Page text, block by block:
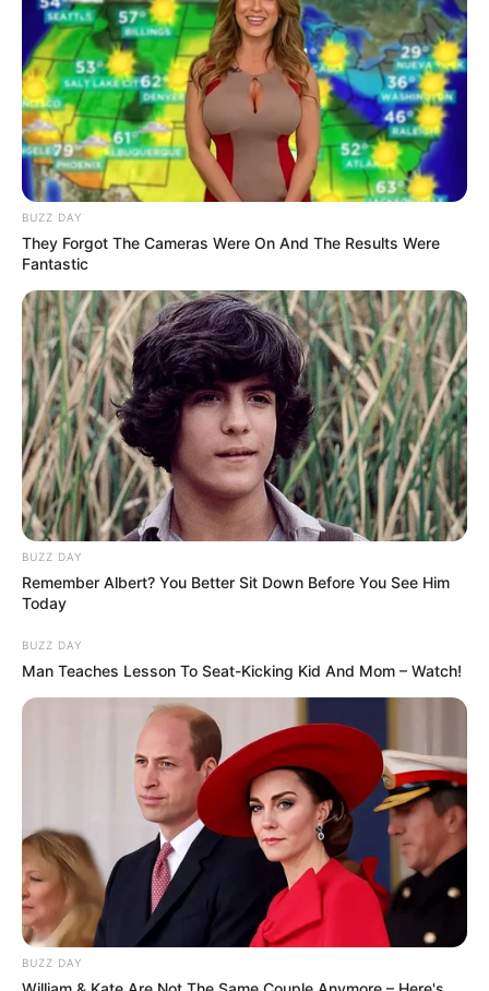
(foto: instagram/hannahstocking)
3. Mengenakan gaun panjang menjuntai dengan belahan
super tinggi
BUZZ DAY
They Forgot The Cameras Were On And The Results Were
Fantastic
BUZZ DAY
Remember Albert? You Better Sit Down Before You See Him
Today
BUZZ DAY
Man Teaches Lesson To Seat-Kicking Kid And Mom – Watch!
BUZZ DAY